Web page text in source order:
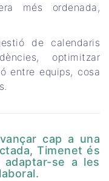
més ordenada,
de calendaris
optimitzar
entre equips, cosa
cap a una
Timenet és
se a les